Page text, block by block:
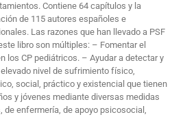
Contiene 64 capítulos y la
de 115 autores españoles e
Las razones que han llevado a PSF
libro son múltiples: – Fomentar el
los CP pediátricos. – Ayudar a detectar y
nivel de sufrimiento físico,
social, práctico y existencial que tienen
y jóvenes mediante diversas medidas
de enfermería, de apoyo psicosocial,